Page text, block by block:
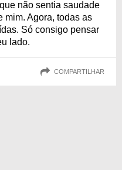
não sentia saudade
mim. Agora, todas as
Só consigo pensar
lado.
COMPARTILHAR